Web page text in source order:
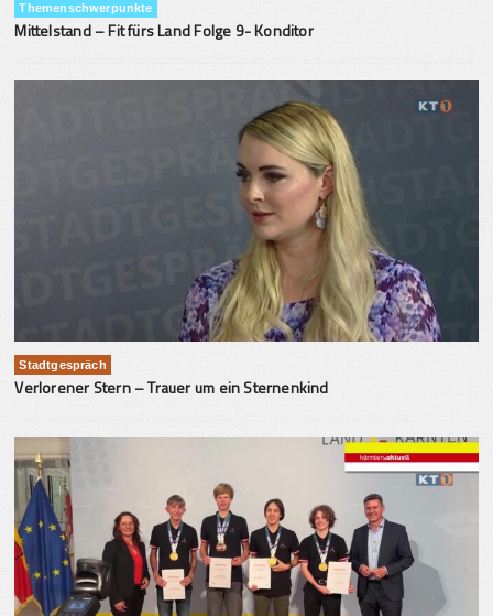
Themenschwerpunkte
Mittelstand – Fit fürs Land Folge 9- Konditor
Stadtgespräch
Verlorener Stern – Trauer um ein Sternenkind